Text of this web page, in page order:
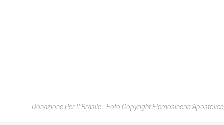
Donazione Per Il Brasile - Foto Copyright Elemosineria Apostolica